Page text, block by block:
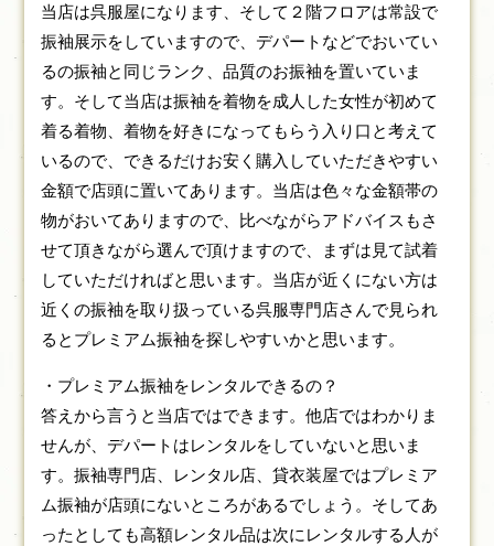
当店は呉服屋になります、そして２階フロアは常設で
振袖展示をしていますので、デパートなどでおいてい
るの振袖と同じランク、品質のお振袖を置いていま
す。そして当店は振袖を着物を成人した女性が初めて
着る着物、着物を好きになってもらう入り口と考えて
いるので、できるだけお安く購入していただきやすい
金額で店頭に置いてあります。当店は色々な金額帯の
物がおいてありますので、比べながらアドバイスもさ
せて頂きながら選んで頂けますので、まずは見て試着
していただければと思います。当店が近くにない方は
近くの振袖を取り扱っている呉服専門店さんで見られ
るとプレミアム振袖を探しやすいかと思います。
・プレミアム振袖をレンタルできるの？
答えから言うと当店ではできます。他店ではわかりま
せんが、デパートはレンタルをしていないと思いま
す。振袖専門店、レンタル店、貸衣装屋ではプレミア
ム振袖が店頭にないところがあるでしょう。そしてあ
ったとしても高額レンタル品は次にレンタルする人が